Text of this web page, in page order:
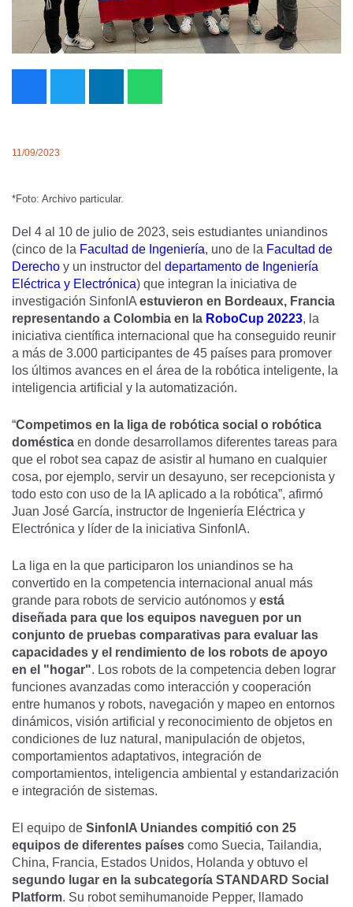
11/09/2023
*Foto: Archivo particular.
Del 4 al 10 de julio de 2023, seis estudiantes uniandinos
(cinco de la Facultad de Ingeniería, uno de la Facultad de
Derecho y un instructor del departamento de Ingeniería
Eléctrica y Electrónica) que integran la iniciativa de
investigación SinfonIA estuvieron en Bordeaux, Francia
representando a Colombia en la RoboCup 20223, la
iniciativa científica internacional que ha conseguido reunir
a más de 3.000 participantes de 45 países para promover
los últimos avances en el área de la robótica inteligente, la
inteligencia artificial y la automatización.
“Competimos en la liga de robótica social o robótica
doméstica en donde desarrollamos diferentes tareas para
que el robot sea capaz de asistir al humano en cualquier
cosa, por ejemplo, servir un desayuno, ser recepcionista y
todo esto con uso de la IA aplicado a la robótica”, afirmó
Juan José García, instructor de Ingeniería Eléctrica y
Electrónica y líder de la iniciativa SinfonIA.
La liga en la que participaron los uniandinos se ha
convertido en la competencia internacional anual más
grande para robots de servicio autónomos y está
diseñada para que los equipos naveguen por un
conjunto de pruebas comparativas para evaluar las
capacidades y el rendimiento de los robots de apoyo
en el "hogar". Los robots de la competencia deben lograr
funciones avanzadas como interacción y cooperación
entre humanos y robots, navegación y mapeo en entornos
dinámicos, visión artificial y reconocimiento de objetos en
condiciones de luz natural, manipulación de objetos,
comportamientos adaptativos, integración de
comportamientos, inteligencia ambiental y estandarización
e integración de sistemas.
El equipo de SinfonIA Uniandes compitió con 25
equipos de diferentes países como Suecia, Tailandia,
China, Francia, Estados Unidos, Holanda y obtuvo el
segundo lugar en la subcategoría STANDARD Social
Platform. Su robot semihumanoide Pepper, llamado